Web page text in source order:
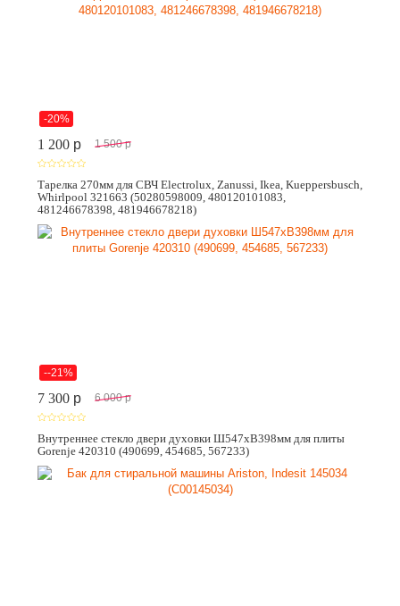
-20%
1 200 p 1 500 p
Тарелка 270мм для СВЧ Electrolux, Zanussi, Ikea, Kueppersbusch,
Whirlpool 321663 (50280598009, 480120101083,
481246678398, 481946678218)
--21%
7 300 p 6 000 p
Внутреннее стекло двери духовки Ш547хВ398мм для плиты
Gorenje 420310 (490699, 454685, 567233)